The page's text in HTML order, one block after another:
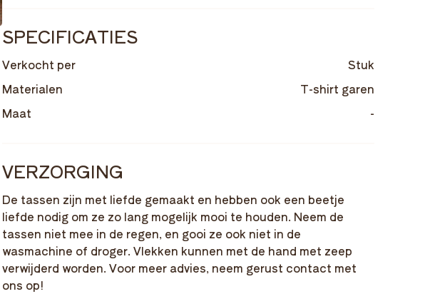
SPECIFICATIES
Verkocht per
Stuk
Materialen
T-shirt garen
Maat
-
VERZORGING
De tassen zijn met liefde gemaakt en hebben ook een beetje
liefde nodig om ze zo lang mogelijk mooi te houden. Neem de
tassen niet mee in de regen, en gooi ze ook niet in de
wasmachine of droger. Vlekken kunnen met de hand met zeep
verwijderd worden. Voor meer advies, neem gerust contact met
ons op!